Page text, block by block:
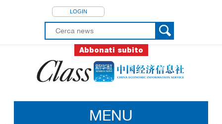
LOGIN
Abbonati subito
MENU